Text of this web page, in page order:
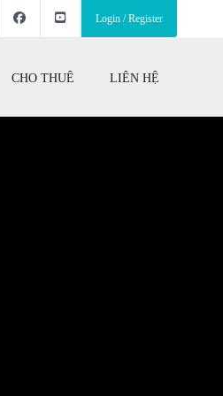
Login / Register
CHO THUÊ LIÊN HỆ